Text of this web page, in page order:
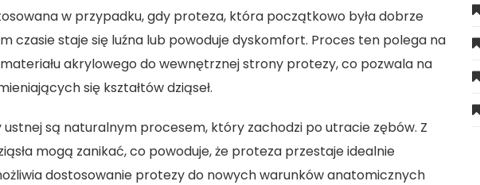
w przypadku, gdy proteza, która początkowo była dobrze
czasie staje się luźna lub powoduje dyskomfort. Proces ten polega na
akrylowego do wewnętrznej strony protezy, co pozwala na
się kształtów dziąseł.
ustnej są naturalnym procesem, który zachodzi po utracie zębów. Z
mogą zanikać, co powoduje, że proteza przestaje idealnie
dostosowanie protezy do nowych warunków anatomicznych